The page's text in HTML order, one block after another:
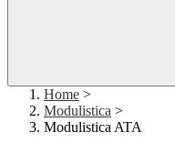
Home >
Modulistica >
Modulistica ATA